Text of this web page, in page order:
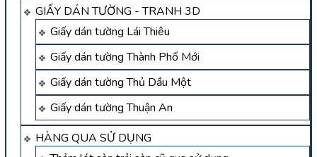
GIẤY DÁN TƯỜNG - TRANH 3D
Giấy dán tường Lái Thiêu
Giấy dán tường Thành Phố Mới
Giấy dán tường Thủ Dầu Một
Giấy dán tường Thuận An
HÀNG QUA SỬ DỤNG